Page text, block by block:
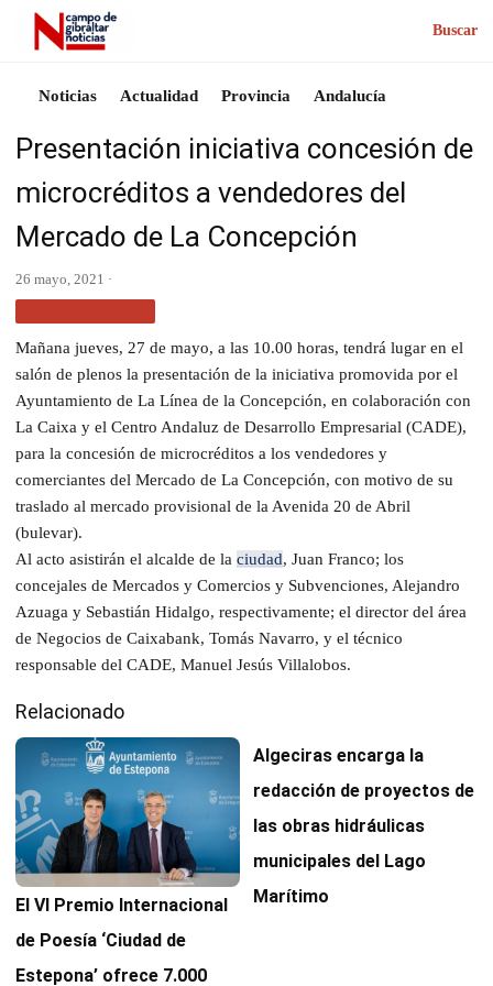
Buscar
Noticias Actualidad Provincia Andalucía
Presentación iniciativa concesión de
microcréditos a vendedores del
Mercado de La Concepción
26 mayo, 2021 ·
Mañana jueves, 27 de mayo, a las 10.00 horas, tendrá lugar en el
salón de plenos la presentación de la iniciativa promovida por el
Ayuntamiento de La Línea de la Concepción, en colaboración con
La Caixa y el Centro Andaluz de Desarrollo Empresarial (CADE),
para la concesión de microcréditos a los vendedores y
comerciantes del Mercado de La Concepción, con motivo de su
traslado al mercado provisional de la Avenida 20 de Abril
(bulevar).
Al acto asistirán el alcalde de la ciudad, Juan Franco; los
concejales de Mercados y Comercios y Subvenciones, Alejandro
Azuaga y Sebastián Hidalgo, respectivamente; el director del área
de Negocios de Caixabank, Tomás Navarro, y el técnico
responsable del CADE, Manuel Jesús Villalobos.
Relacionado
El VI Premio Internacional
de Poesía ‘Ciudad de
Estepona’ ofrece 7.000
Algeciras encarga la
redacción de proyectos de
las obras hidráulicas
municipales del Lago
Marítimo